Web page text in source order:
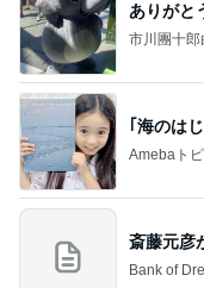
ありがと
市川團十
｢海のは
Amebaト
斎藤元彦
Bank of